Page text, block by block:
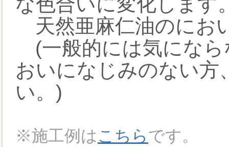
天然亜麻仁油のにお
(一般的には気になら
おいになじみのない方
い。)
※施工例はこちら です。